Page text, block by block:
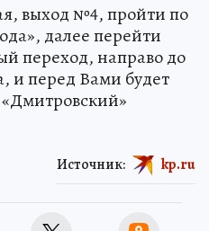
выход №4, пройти по
далее перейти
переход, направо до
и перед Вами будет
Источник: kp.ru